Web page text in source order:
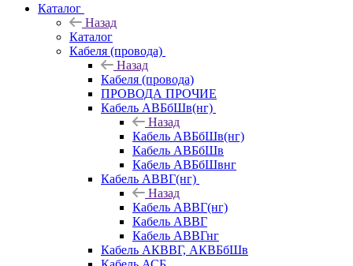
Каталог
Назад
Каталог
Кабеля (провода)
Назад
Кабеля (провода)
ПРОВОДА ПРОЧИЕ
Кабель АВБбШв(нг)
Назад
Кабель АВБбШв(нг)
Кабель АВБбШв
Кабель АВБбШвнг
Кабель АВВГ(нг)
Назад
Кабель АВВГ(нг)
Кабель АВВГ
Кабель АВВГнг
Кабель АКВВГ, АКВБбШв